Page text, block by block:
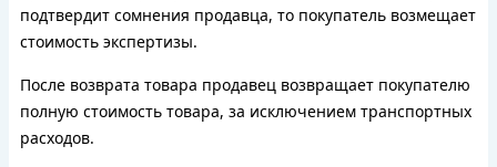
подтвердит сомнения продавца, то покупатель возмещает
стоимость экспертизы.
После возврата товара продавец возвращает покупателю
полную стоимость товара, за исключением транспортных
расходов.